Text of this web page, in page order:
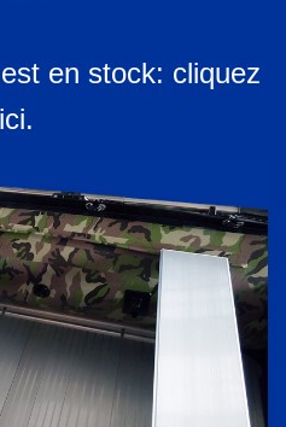
en stock: cliquez
ici.